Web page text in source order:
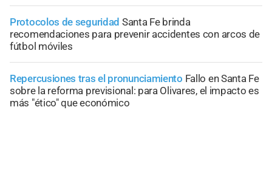
Protocolos de seguridad Santa Fe brinda
recomendaciones para prevenir accidentes con arcos de
fútbol móviles
Repercusiones tras el pronunciamiento Fallo en Santa Fe
sobre la reforma previsional: para Olivares, el impacto es
más "ético" que económico